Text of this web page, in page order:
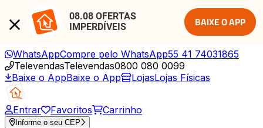
08.08 OFERTAS
IMPERDÍVEIS
BAIXE O APP
WhatsAppCompre pelo WhatsApp55 41 74031865
TelevendasTelevendas0800 080 0099
Baixe o AppBaixe o App LojasLojas Físicas
Entrar Favoritos Carrinho
Informe o seu CEP